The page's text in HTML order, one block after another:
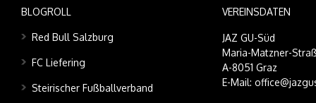
BLOGROLL
Red Bull Salzburg
FC Liefering
Steirischer Fußballverband
VEREINSDATEN
JAZ GU-Süd
Maria-Matzner-
A-8051 Graz
E-Mail: